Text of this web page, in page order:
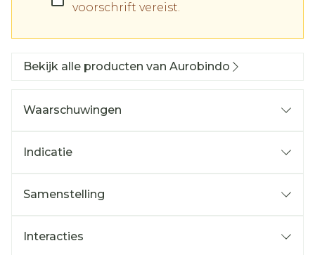
voorschrift vereist.
Bekijk alle producten van Aurobindo
Waarschuwingen
Indicatie
Behandeling van episodes van majeure
Samenstelling
Interacties